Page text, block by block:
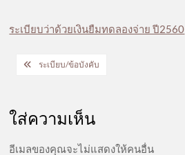
ระเบียบว่าด้วยเงินยืมทดลองจ่าย ปี2560
แนะแนว
ระเบียบ/ข้อบังคับ
ใส่ความเห็น
อีเมลของคุณจะไม่แสดงให้คนอื่น